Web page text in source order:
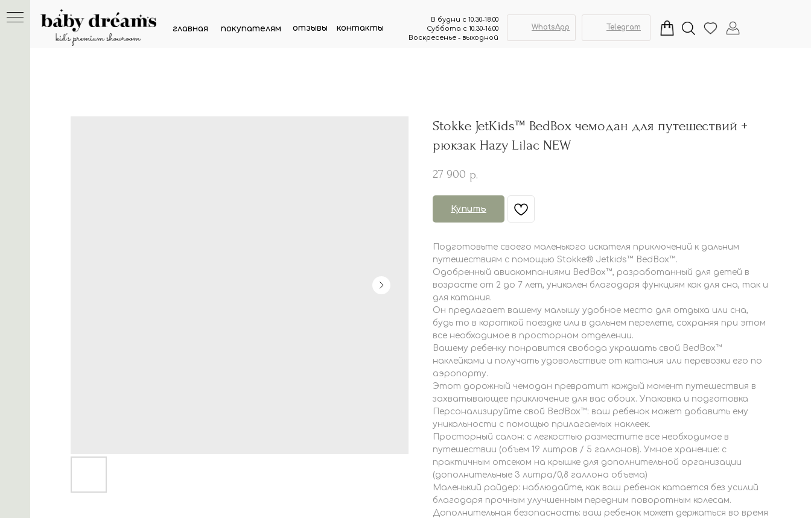
Telegram
контакты
отзывы
покупателям
главная WhatsApp
В будни с 10.30-18.00
Суббота с 10.30-16.00
Воскресенье - выходной
Stokke JetKids™ BedBox чемодан для путешествий +
рюкзак Hazy Lilac NEW
27 900 р.
Купить
Подготовьте своего маленького искателя приключений к дальним
путешествиям с помощью Stokke® Jetkids™ BedBox™.
Одобренный авиакомпаниями BedBox™, разработанный для детей в
возрасте от 2 до 7 лет, уникален благодаря функциям как для сна, так и
для катания.
Он предлагает вашему малышу удобное место для отдыха или сна,
будь то в короткой поездке или в дальнем перелете, сохраняя при этом
все необходимое в просторном отделении.
Вашему ребенку понравится свобода украшать свой BedBox™
наклейками и получать удовольствие от катания или перевозки его по
аэропорту.
Этот дорожный чемодан превратит каждый момент путешествия в
захватывающее приключение для вас обоих. Упаковка и подготовка
Персонализируйте свой BedBox™: ваш ребенок может добавить ему
уникальности с помощью прилагаемых наклеек.
Просторный салон: с легкостью разместите все необходимое в
путешествии (объем 19 литров / 5 галлонов). Умное хранение: с
практичным отсеком на крышке для дополнительной организации
(дополнительные 3 литра/0,8 галлона объема)
Маленький райдер: наблюдайте, как ваш ребенок катается без усилий
благодаря прочным улучшенным передним поворотным колесам.
Дополнительная безопасность: ваш ребенок может держаться во время